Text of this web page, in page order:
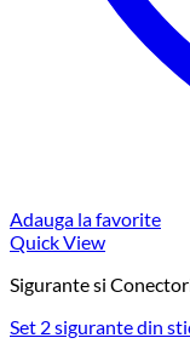
Adauga la favorite
Quick View
Sigurante si
Set 2 sigurante din